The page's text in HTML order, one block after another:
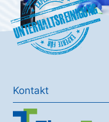
Unterhaltsreinigung
Kontakt